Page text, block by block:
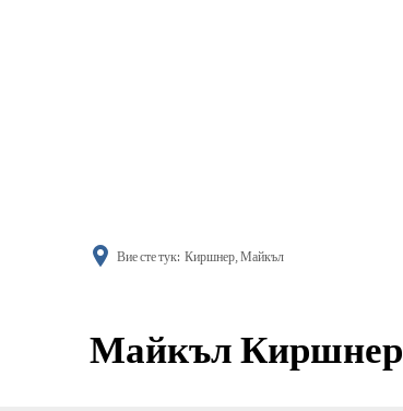
Вие сте тук: Киршнер, Майкъл
Майкъл Киршнер